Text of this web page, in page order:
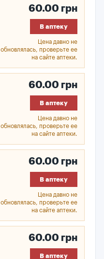
60.00 грн
В аптеку
Цена давно не
обновлялась, проверьте ее
на сайте аптеки.
60.00 грн
В аптеку
Цена давно не
обновлялась, проверьте ее
на сайте аптеки.
60.00 грн
В аптеку
Цена давно не
обновлялась, проверьте ее
на сайте аптеки.
60.00 грн
В аптеку